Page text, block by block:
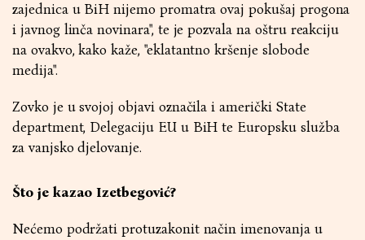
zajednica u BiH nijemo promatra ovaj pokušaj progona
i javnog linča novinara", te je pozvala na oštru reakciju
na ovakvo, kako kaže, "eklatantno kršenje slobode
medija".
Zovko je u svojoj objavi označila i američki State
department, Delegaciju EU u BiH te Europsku služba
za vanjsko djelovanje.
Što je kazao Izetbegović?
Nećemo podržati protuzakonit način imenovanja u